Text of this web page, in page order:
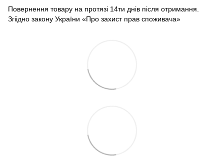
Повернення товару на протязі 14ти днів після отримання.
Згіідно закону України «Про захист прав споживача»